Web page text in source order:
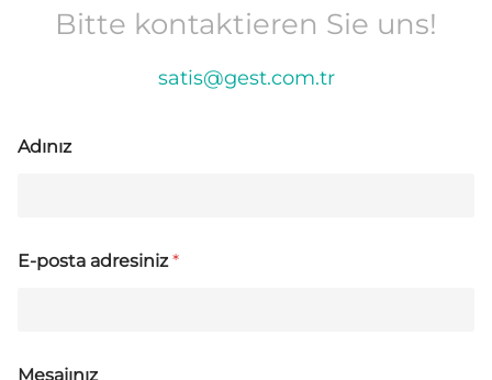
Bitte kontaktieren Sie uns!
satis@gest.com.tr
Adınız
E-posta adresiniz*
Mesajınız